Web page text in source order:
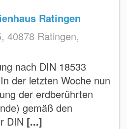
Ratingen
40878 Ratingen,
nach DIN 18533
der letzten Woche nun
der erdberührten
gemäß den
DIN [...]